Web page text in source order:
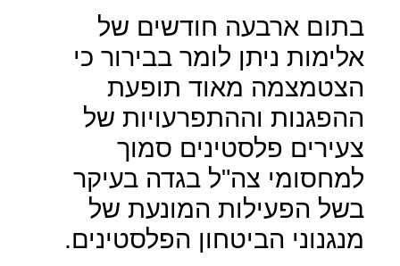
בתום ארבעה חודשים של
אלימות ניתן לומר בבירור כי
הצטמצמה מאוד תופעת
ההפגנות וההתפרעויות של
צעירים פלסטינים סמוך
למחסומי צה"ל בגדה בעיקר
בשל הפעילות המונעת של
מנגנוני הביטחון הפלסטינים.